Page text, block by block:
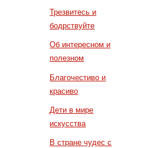
Трезвитесь и
бодрствуйте
Об интересном и
полезном
Благочестиво и
красиво
Дети в мире
искусства
В стране чудес с